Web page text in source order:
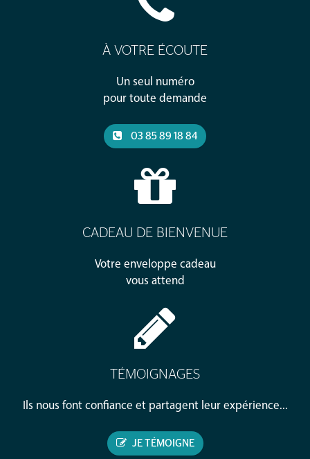
À VOTRE ÉCOUTE
Un seul numéro
pour toute demande
03 85 89 18 84
CADEAU DE BIENVENUE
Votre enveloppe cadeau
vous attend
TÉMOIGNAGES
Ils nous font confiance et partagent leur expérience...
JE TÉMOIGNE